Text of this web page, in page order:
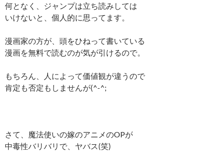
何となく、ジャンプは立ち読みしては
いけないと、個人的に思ってます。
漫画家の方が、頭をひねって書いている
漫画を無料で読むのが気が引けるので。
もちろん、人によって価値観が違うので
肯定も否定もしませんが(^-^;
さて、魔法使いの嫁のアニメのOPが
中毒性バリバリで、ヤバス(笑)